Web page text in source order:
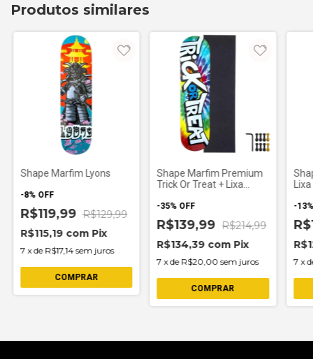
Produtos similares
Shape Marfim Lyons
-8% OFF
R$119,99 R$129,99
R$115,19 com Pix
7 xde R$17,14 sem juros
COMPRAR
Shape Marfim Premium
Trick Or Treat + Lixa
-35% OFF
R$139,99 R$214,99
R$134,39 com Pix
7 xde R$20,00 sem juros
COMPRAR
-13
7 x